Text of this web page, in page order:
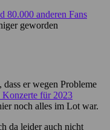
80.000 anderen Fans
geworden
er wegen Probleme
Konzerte für 2023
noch alles im Lot war.
da leider auch nicht